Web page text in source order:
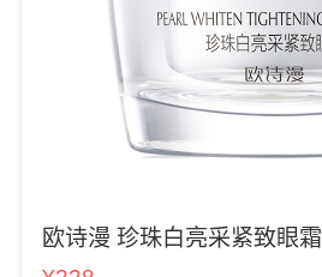
欧诗漫 珍珠白亮采紧致眼霜